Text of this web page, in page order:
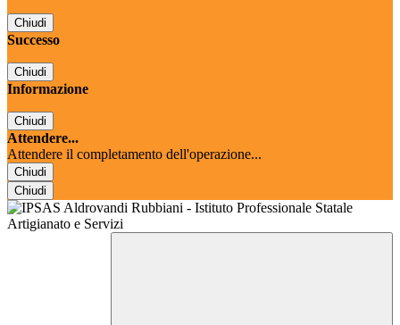
Chiudi
Successo
Chiudi
Informazione
Chiudi
Attendere...
Attendere il completamento dell'operazione...
Chiudi
Chiudi